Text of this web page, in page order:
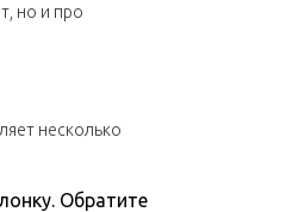
но и про
несколько
Обратите